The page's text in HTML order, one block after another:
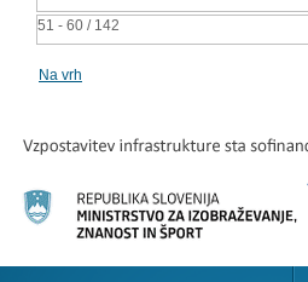
51 - 60 / 142
Na vrh